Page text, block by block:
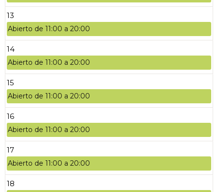
13
Abierto de 11:00 a 20:00
14
Abierto de 11:00 a 20:00
15
Abierto de 11:00 a 20:00
16
Abierto de 11:00 a 20:00
17
Abierto de 11:00 a 20:00
18